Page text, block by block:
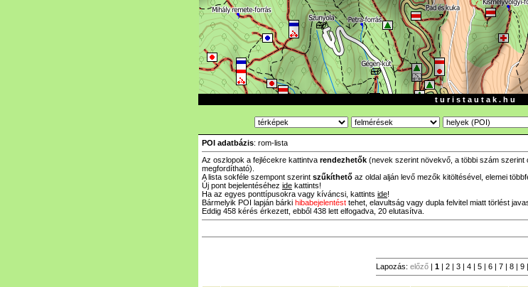
t u r i s t a u t a k . h u
POI adatbázis: rom-lista
Az oszlopok a fejlécekre kattintva rendezhetők (nevek szerint növekvő, a többi szám
megfordítható).
A lista sokféle szempont szerint szűkíthető az oldal alján levő mezők kitöltésével, elemei
Új pont bejelentéséhez ide kattints!
Ha az egyes ponttípusokra vagy kíváncsi, kattints ide!
Bármelyik POI lapján bárki hibabejelentést tehet, elavultság vagy dupla felvitel miatt törlést
Eddig 458 kérés érkezett, ebből 438 lett elfogadva, 20 elutasítva.
Lapozás: előző | 1 | 2 | 3 | 4 | 5 | 6 | 7 | 8 | 9 |